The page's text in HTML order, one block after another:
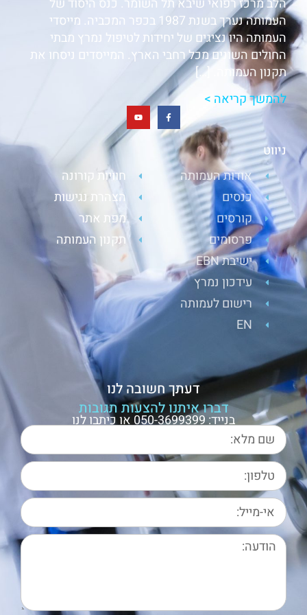
העמותה נערך בשנת 1987 בכפר המכביה. מייסדי
העמותה היו נציגים של יחידות לטיפול נמרץ מבתי
החולים השונים מכל רחבי הארץ. המייסדים ניסחו את
תקנון העמותה. […]
להמשך קריאה >
ניווט
אודות העמותה
כנסים
קורסים
פרסומים
ישיבת EBN
עידכון נמרץ
רישום לעמותה
EN
חוויות קורונה
הצהרת נגישות
מפת אתר
תקנון העמותה
דעתך חשובה לנו
דברו איתנו להצעות תגובות
בנייד: 050-3699399 או כיתבו לנו